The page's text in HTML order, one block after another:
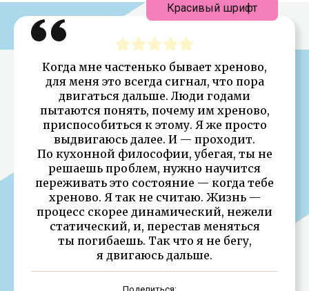
Когда мне частенько бывает хреново,
для меня это всегда сигнал, что пора
двигаться дальше. Люди годами
пытаются понять, почему им хреново,
приспособиться к этому. Я же просто
выдвигаюсь далее. И — проходит.
По кухонной философии, убегая, ты не
решаешь проблем, нужно научится
переживать это состояние — когда тебе
хреново. Я так не считаю. Жизнь —
процесс скорее динамический, нежели
статический, и, перестав меняться
ты погибаешь. Так что я не бегу,
я двигаюсь дальше.
Красивый шрифт